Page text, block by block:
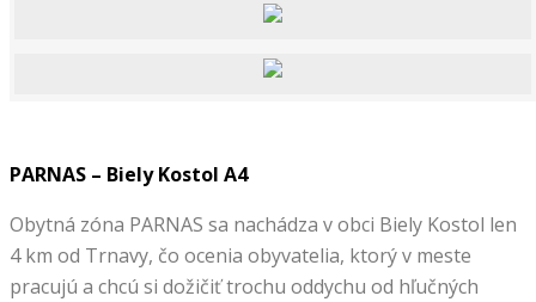
PARNAS – Biely Kostol A4
Obytná zóna PARNAS sa nachádza v obci Biely Kostol len
4 km od Trnavy, čo ocenia obyvatelia, ktorý v meste
pracujú a chcú si dožičiť trochu oddychu od hľučných